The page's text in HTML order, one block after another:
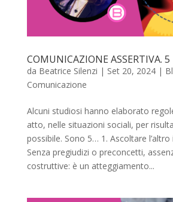
COMUNICAZIONE ASSERTIVA. 5
da Beatrice Silenzi | Set 20, 2024|
Comunicazione
Alcuni studiosi hanno elaborato
atto, nelle situazioni sociali, per
possibile. Sono 5… 1. Ascoltare
Senza pregiudizi o preconcetti,
costruttive: è un atteggiamento...